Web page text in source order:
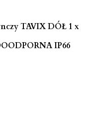
TAVIX DÓŁ 1 x
IP66